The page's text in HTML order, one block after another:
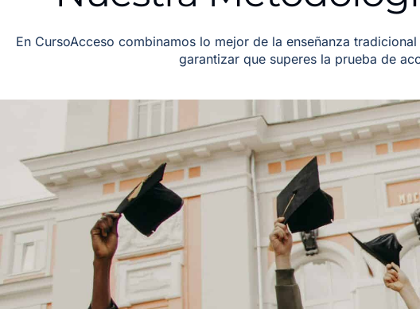
En CursoAcceso combinamos lo mejor de la enseñanza
garantizar que superes la prueba de